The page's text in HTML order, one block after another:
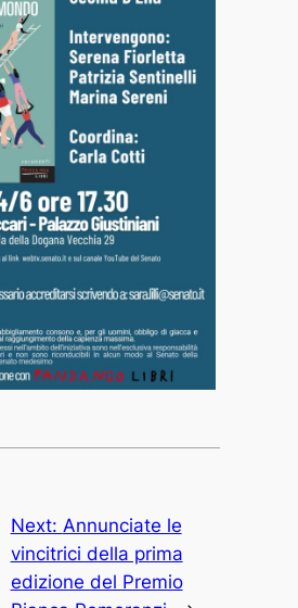
Next: Annunciate le
vincitrici della prima
edizione del Premio